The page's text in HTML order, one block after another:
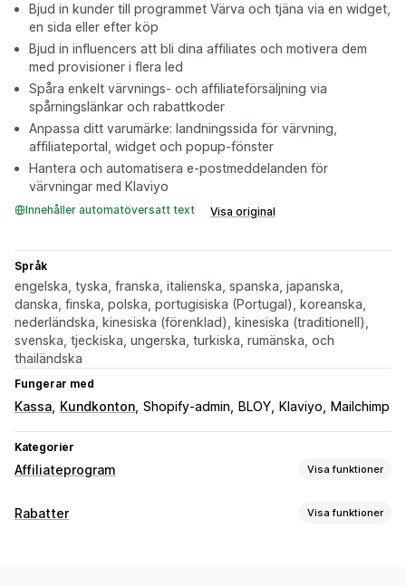
Bjud in kunder till programmet Värva och tjäna via en widget,
en sida eller efter köp
Bjud in influencers att bli dina affiliates och motivera dem
med provisioner i flera led
Spåra enkelt värvnings- och affiliateförsäljning via
spårningslänkar och rabattkoder
Anpassa ditt varumärke: landningssida för värvning,
affiliateportal, widget och popup-fönster
Hantera och automatisera e-postmeddelanden för
värvningar med Klaviyo
Innehåller automatöversatt text Visa original
Språk
engelska, tyska, franska, italienska, spanska, japanska,
danska, finska, polska, portugisiska (Portugal), koreanska,
nederländska, kinesiska (förenklad), kinesiska (traditionell),
svenska, tjeckiska, ungerska, turkiska, rumänska, och
thailändska
Fungerar med
Kassa Kundkonton Shopify-admin BLOY Klaviyo Mailchimp
Kategorier
Affiliateprogram Visa funktioner
Provisionsalternativ
Rabatter Visa funktioner